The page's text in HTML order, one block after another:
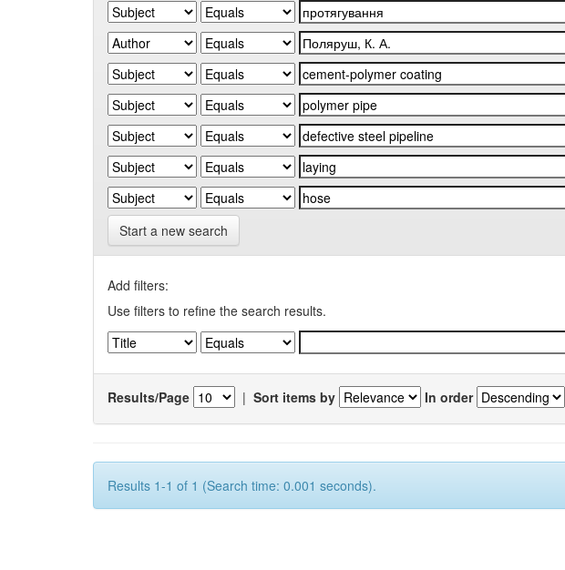
Start a new search
Add filters:
Use filters to refine the search results.
Results/Page | Sort items by In order
Results 1-1 of 1 (Search time: 0.001 seconds).